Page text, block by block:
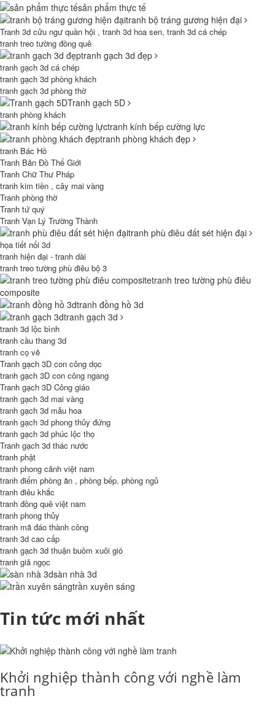
sản phẩm thực tế
tranh bộ tráng gương hiện đại
Tranh 3d cửu ngư quần hội , tranh 3d hoa sen, tranh 3d cá chép
tranh treo tường đồng quê
tranh gạch 3d đẹp
tranh gạch 3d cá chép
tranh gạch 3d phòng khách
tranh gạch 3d phòng thờ
Tranh gạch 5D
tranh phòng khách
tranh kính bếp cường lực
tranh phòng khách đẹp
tranh Bác Hồ
Tranh Bản Đồ Thế Giới
Tranh Chữ Thư Pháp
tranh kim tiền , cây mai vàng
Tranh phòng thờ
Tranh tứ quý
Tranh Vạn Lý Trường Thành
tranh phù điêu đất sét hiện đại
họa tiết nổi 3d
tranh hiện đại - tranh dài
tranh treo tường phù điêu bộ 3
tranh treo tường phù điêu
composite
tranh đồng hồ 3d
tranh gạch 3d
tranh 3d lộc bình
tranh cầu thang 3d
tranh cọ vẽ
Tranh gạch 3D con công dọc
tranh gạch 3D con công ngang
Tranh gạch 3D Công giáo
tranh gạch 3d mai vàng
tranh gạch 3d mẫu hoa
tranh gạch 3d phong thủy đứng
tranh gạch 3d phúc lộc thọ
Tranh gạch 3d thác nước
tranh phật
tranh phong cảnh việt nam
tranh điểm phòng ăn , phòng bếp, phòng ngủ
tranh điêu khắc
tranh đồng quê việt nam
tranh phong thủy
tranh mã đáo thành công
tranh 3d cao cấp
tranh gạch 3d thuận buồm xuôi gió
tranh giả ngọc
sàn nhà 3d
trần xuyên sáng
Tin tức mới nhất
Khởi nghiệp thành công với nghề làm
tranh